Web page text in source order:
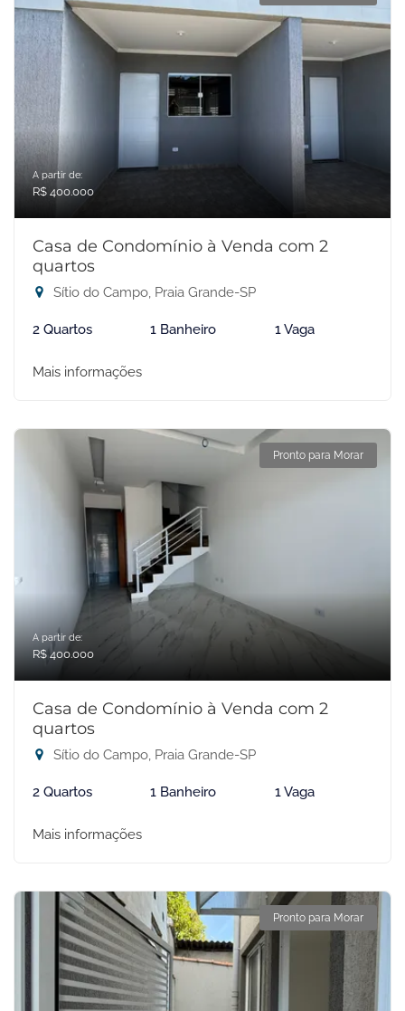
A partir de:
R$ 400.000
Casa de Condomínio à Venda com 2
quartos
Sítio do Campo, Praia Grande-SP
2 Quartos 1 Banheiro 1 Vaga
Mais informações
Pronto para Morar
A partir de:
R$ 400.000
Casa de Condomínio à Venda com 2
quartos
Sítio do Campo, Praia Grande-SP
2 Quartos 1 Banheiro 1 Vaga
Mais informações
Pronto para Morar